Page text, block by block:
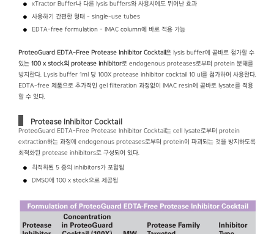
xTractor Buffer나 다른 lysis buffers와 사용시에도 뛰어난 효과
사용하기 간편한 형태 - single-use tubes
EDTA-free formulation - IMAC column에 바로 적용 가능
ProteoGuard EDTA-Free Protease Inhibitor Cocktail은 lysis buffer에 곧바로 첨가할 수
있는 100 x stock의 protease inhibitor로 endogenous proteases로부터 protein 분해를
방지한다. Lysis buffer 1ml 당 100X protease inhibitor cocktail 10 ul를 첨가하여 사용한다.
EDTA-free 제품으로 추가적인 gel filteration 과정없이 IMAC resin에 곧바로 lysate를 적용
할 수 있다.
Protease Inhibitor Cocktail
ProteoGuard EDTA-Free Protease Inhibitor Cocktail는 cell lysate로부터 protein
extraction하는 과정에 endogenous proteases로부터 protein이 파괴되는 것을 방지하도록
최적화된 protease inhibitors로 구성되어 있다.
최적화된 5 종의 inhibitors가 포함됨
DMSO에 100 x stock으로 제공됨